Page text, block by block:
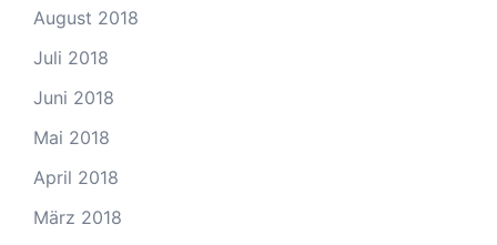
August 2018
Juli 2018
Juni 2018
Mai 2018
April 2018
März 2018